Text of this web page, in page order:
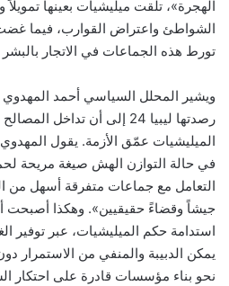
الهجرة»، تلقت ميليشيات بعينها
الشواطئ واعتراض القوارب، فيما
تورط هذه الجماعات في الاتجار
ويشير المحلل السياسي أحمد
رصدتها ليبيا 24 إلى أن تداخل
الميليشيات عمّق الأزمة. يقول
في حالة التوازن الهش صيغة مريحة
التعامل مع جماعات متفرقة أسهل من
جيشاً وقضاءً حقيقيين». وهكذا أصبحت
استدامة حكم الميليشيات، عبر توفير
يمكن الدبيبة والمنفي من الاستمرار
نحو بناء مؤسسات قادرة على احتكار